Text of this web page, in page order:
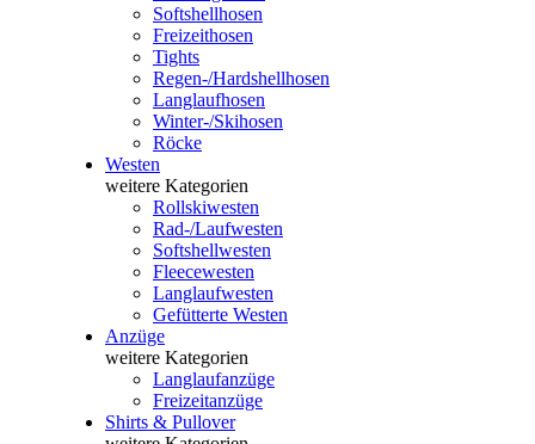
Softshellhosen
Freizeithosen
Tights
Regen-/Hardshellhosen
Langlaufhosen
Winter-/Skihosen
Röcke
Westen
weitere Kategorien
Rollskiwesten
Rad-/Laufwesten
Softshellwesten
Fleecewesten
Langlaufwesten
Gefütterte Westen
Anzüge
weitere Kategorien
Langlaufanzüge
Freizeitanzüge
Shirts & Pullover